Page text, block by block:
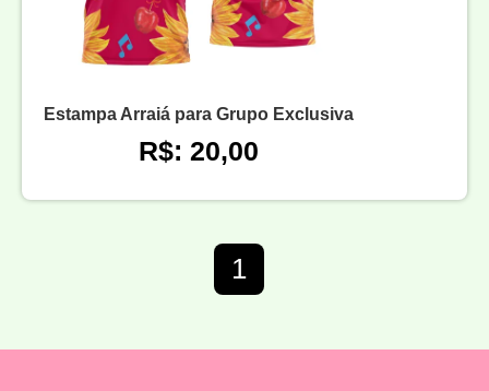
Estampa Arraiá para Grupo Exclusiva
R$: 20,00
1